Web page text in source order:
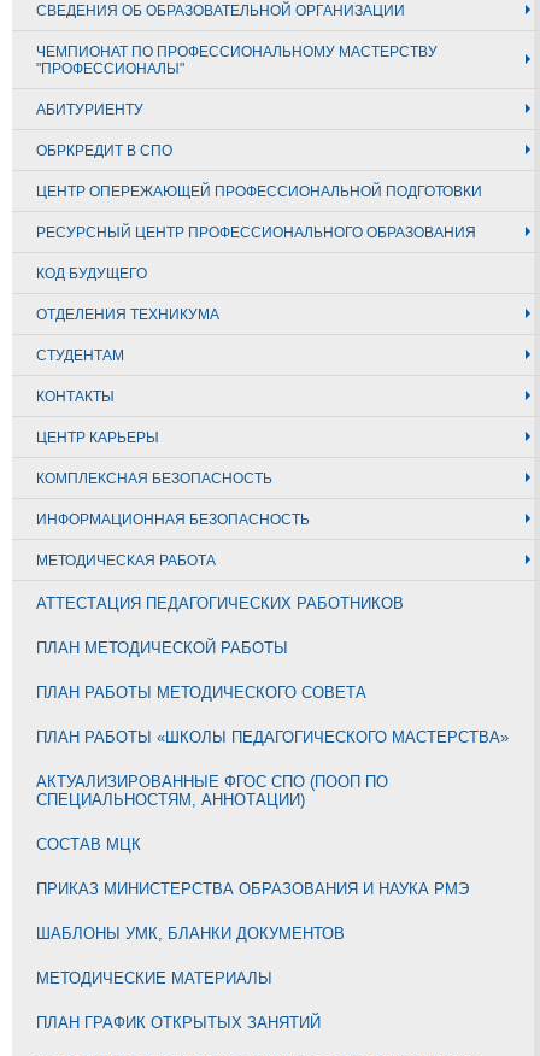
СВЕДЕНИЯ ОБ ОБРАЗОВАТЕЛЬНОЙ ОРГАНИЗАЦИИ
ЧЕМПИОНАТ ПО ПРОФЕССИОНАЛЬНОМУ МАСТЕРСТВУ
"ПРОФЕССИОНАЛЫ"
АБИТУРИЕНТУ
ОБРКРЕДИТ В СПО
ЦЕНТР ОПЕРЕЖАЮЩЕЙ ПРОФЕССИОНАЛЬНОЙ ПОДГОТОВКИ
РЕСУРСНЫЙ ЦЕНТР ПРОФЕССИОНАЛЬНОГО ОБРАЗОВАНИЯ
КОД БУДУЩЕГО
ОТДЕЛЕНИЯ ТЕХНИКУМА
СТУДЕНТАМ
КОНТАКТЫ
ЦЕНТР КАРЬЕРЫ
КОМПЛЕКСНАЯ БЕЗОПАСНОСТЬ
ИНФОРМАЦИОННАЯ БЕЗОПАСНОСТЬ
МЕТОДИЧЕСКАЯ РАБОТА
АТТЕСТАЦИЯ ПЕДАГОГИЧЕСКИХ РАБОТНИКОВ
ПЛАН МЕТОДИЧЕСКОЙ РАБОТЫ
ПЛАН РАБОТЫ МЕТОДИЧЕСКОГО СОВЕТА
ПЛАН РАБОТЫ «ШКОЛЫ ПЕДАГОГИЧЕСКОГО МАСТЕРСТВА»
АКТУАЛИЗИРОВАННЫЕ ФГОС СПО (ПООП ПО
СПЕЦИАЛЬНОСТЯМ, АННОТАЦИИ)
СОСТАВ МЦК
ПРИКАЗ МИНИСТЕРСТВА ОБРАЗОВАНИЯ И НАУКА РМЭ
ШАБЛОНЫ УМК, БЛАНКИ ДОКУМЕНТОВ
МЕТОДИЧЕСКИЕ МАТЕРИАЛЫ
ПЛАН ГРАФИК ОТКРЫТЫХ ЗАНЯТИЙ